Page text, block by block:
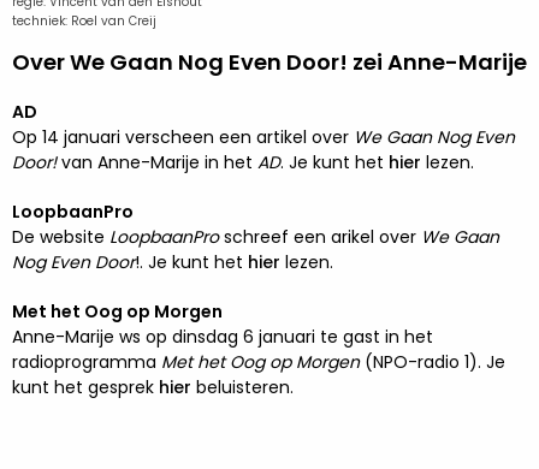
techniek: Roel van Creij
Over We Gaan Nog Even Door! zei Anne-Marije
AD
Op 14 januari verscheen een artikel over We Gaan Nog Even
Door!van Anne-Marije in het AD. Je kunt het hier lezen.
LoopbaanPro
De website LoopbaanProschreef een arikel over We Gaan
Nog Even Door!. Je kunt het hier lezen.
Met het Oog op Morgen
Anne-Marije ws op dinsdag 6 januari te gast in het
radioprogramma Met het Oog op Morgen(NPO-radio 1). Je
kunt het gesprek hier beluisteren.